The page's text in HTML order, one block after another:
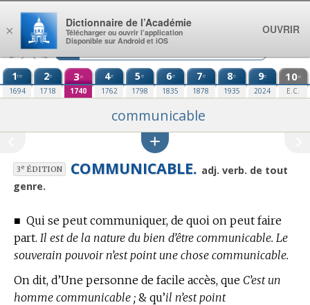
Aller au contenu
1re
1694
2e
1718
3e
1740
4e
1762
5e
1798
6e
1835
7e
1878
8e
1935
9e
2024
10e
E.C.
communicable
3eÉDITION COMMUNICABLE. adj. verb. de tout
genre.
■ Qui se peut communiquer, de quoi on peut faire
part. Il est de la nature du bien d’être communicable. Le
souverain pouvoir n’est point une chose communicable.
On dit, d’Une personne de facile accès, que C’est un
homme communicable ; & qu’il n’est point
×
Dictionnaire de l’Académie
Télécharger ou ouvrir l’application
Disponible sur Android et iOS
OUVRIR